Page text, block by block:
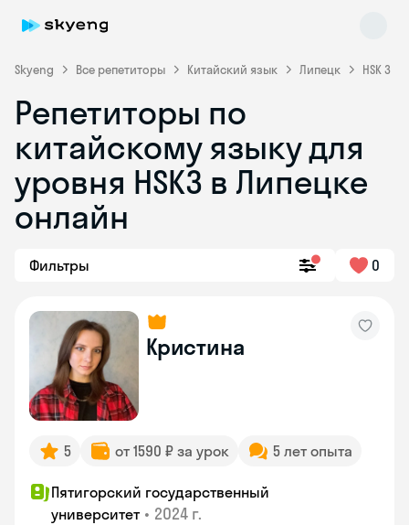
Skyeng Все репетиторы Китайский язык Липецк HSK 3
Репетиторы по
китайскому языку для
уровня HSK3 в Липецке
онлайн
Фильтры 0
Кристина
5 от 1590 ₽ за урок 5 лет опыта
Пятигорский государственный
университет • 2024 г.